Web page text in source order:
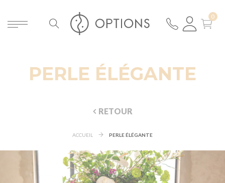
PERLE ÉLÉGANTE
RETOUR
ACCUEIL PERLE ÉLÉGANTE